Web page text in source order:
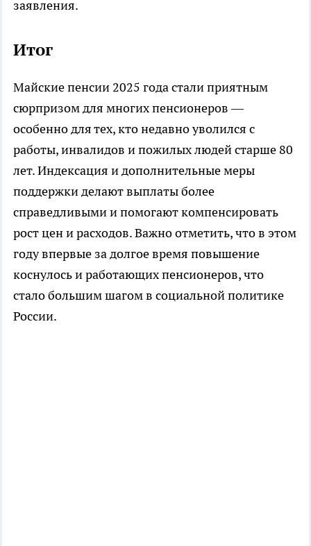
заявления.
Итог
Майские пенсии 2025 года стали приятным
сюрпризом для многих пенсионеров —
особенно для тех, кто недавно уволился с
работы, инвалидов и пожилых людей старше 80
лет. Индексация и дополнительные меры
поддержки делают выплаты более
справедливыми и помогают компенсировать
рост цен и расходов. Важно отметить, что в этом
году впервые за долгое время повышение
коснулось и работающих пенсионеров, что
стало большим шагом в социальной политике
России.